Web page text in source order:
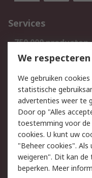
Services
750.000 producten
Bestellen
Track & Trace
Wettelijk
Cookiebeleid
Privacybeleid
Algemene
We
We gebruiken
statistische
advertenties weer te
Door op "Alles
toestemming voor de
cookies. U kunt uw
"Beheer cookies".
weigeren". Dit kan
beperken. Meer